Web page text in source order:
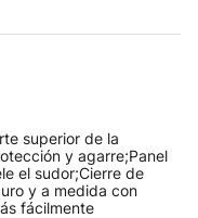
superior de la
y agarre;Panel
el sudor;Cierre de
y a medida con
fácilmente